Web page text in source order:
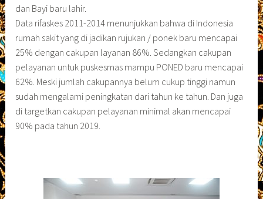
dan Bayi baru lahir.
Data rifaskes 2011-2014 menunjukkan bahwa di Indonesia
rumah sakit yang di jadikan rujukan / ponek baru mencapai
25% dengan cakupan layanan 86%. Sedangkan cakupan
pelayanan untuk puskesmas mampu PONED baru mencapai
62%. Meski jumlah cakupannya belum cukup tinggi namun
sudah mengalami peningkatan dari tahun ke tahun. Dan juga
di targetkan cakupan pelayanan minimal akan mencapai
90% pada tahun 2019.